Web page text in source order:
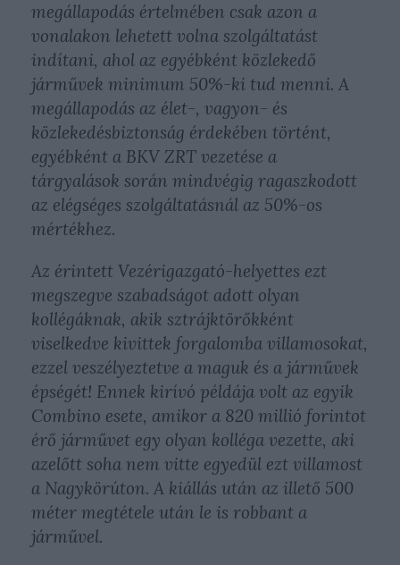
megállapodás értelmében csak azon a
vonalakon lehetett volna szolgáltatást
indítani, ahol az egyébként közlekedő
járművek minimum 50%-ki tud menni. A
megállapodás az élet-, vagyon- és
közlekedésbiztonság érdekében történt,
egyébként a BKV ZRT vezetése a
tárgyalások során mindvégig ragaszkodott
az elégséges szolgáltatásnál az 50%-os
mértékhez.
Az érintett Vezérigazgató-helyettes ezt
megszegve szabadságot adott olyan
kollégáknak, akik sztrájktörőkként
viselkedve kivittek forgalomba villamosokat,
ezzel veszélyeztetve a maguk és a járművek
épségét! Ennek kirívó példája volt az egyik
Combino esete, amikor a 820 millió forintot
érő járművet egy olyan kolléga vezette, aki
azelőtt soha nem vitte egyedül ezt villamost
a Nagykörúton. A kiállás után az illető 500
méter megtétele után le is robbant a
járművel.